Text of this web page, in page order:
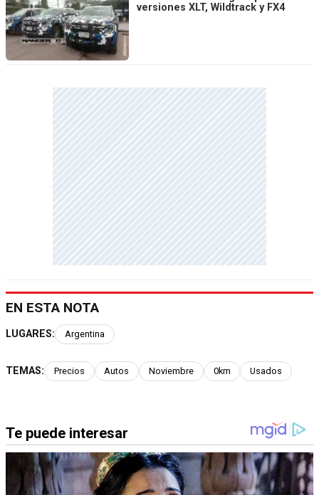
versiones XLT, Wildtrack y FX4
EN ESTA NOTA
LUGARES: Argentina
TEMAS: Precios Autos Noviembre 0km Usados